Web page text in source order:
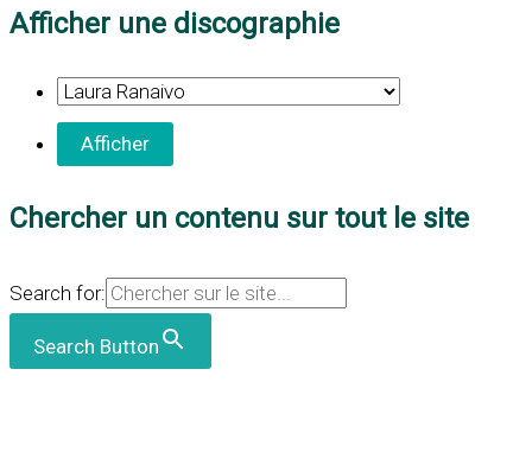
Afficher une discographie
Chercher un contenu sur tout le site
Search for:
Search Button